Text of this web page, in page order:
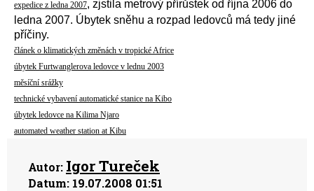
expedice z ledna 2007, zjstila metrový přírůstek od října 2006 do
ledna 2007. Úbytek sněhu a rozpad ledovců má tedy jiné
příčiny.
článek o klimatických změnách v tropické Africe
úbytek Furtwanglerova ledovce v lednu 2003
měsíční srážky
technické vybavení automatické stanice na Kibo
úbytek ledovce na Kilima Njaro
automated weather station at Kibu
Autor: Igor Tureček
Datum: 19.07.2008 01:51